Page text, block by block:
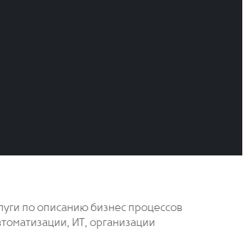
по описанию бизнес процессов
ИТ, организации